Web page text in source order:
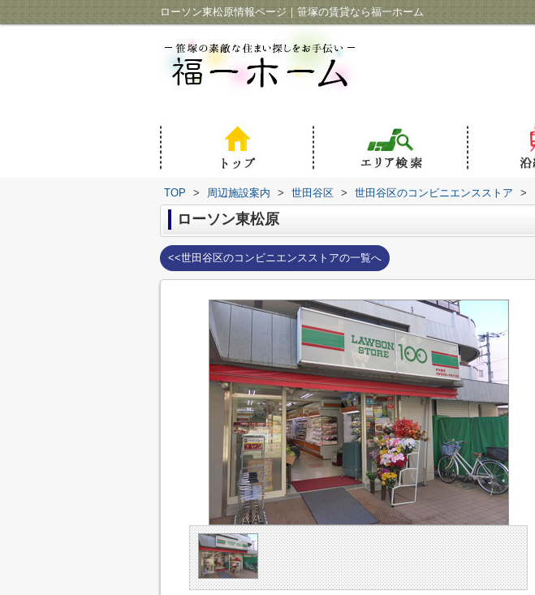
ローソン東松原情報ページ｜笹塚の賃貸なら福一ホーム
TOP > 周辺施設案内 > 世田谷区 > 世田谷区のコンビニエンスストア >
ローソン東松原
<<世田谷区のコンビニエンスストアの一覧へ